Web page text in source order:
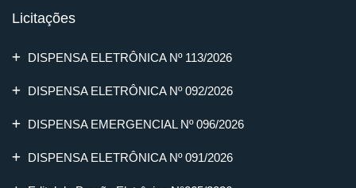
Licitações
DISPENSA ELETRÔNICA Nº 113/2026
DISPENSA ELETRÔNICA Nº 092/2026
DISPENSA EMERGENCIAL Nº 096/2026
DISPENSA ELETRÔNICA Nº 091/2026